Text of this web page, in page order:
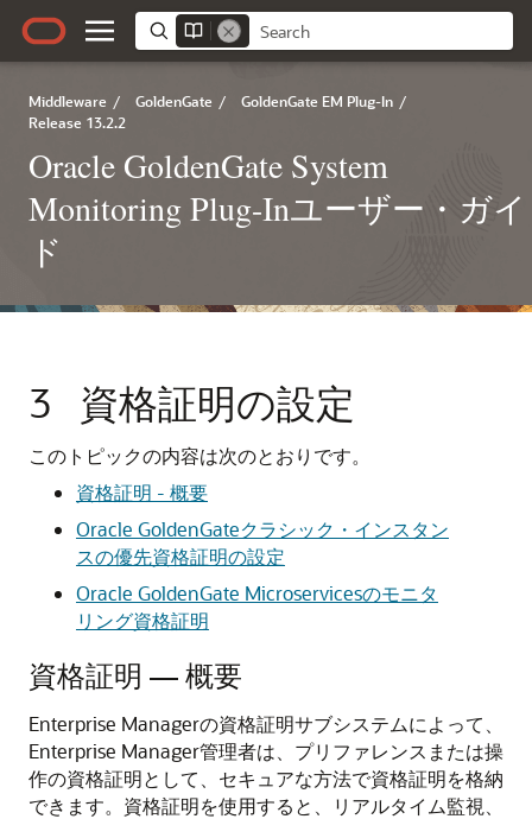
Middleware / GoldenGate / GoldenGate EM Plug-In /
Release 13.2.2
Oracle GoldenGate System
Monitoring Plug-Inユーザー・ガイ
ド
3 資格証明の設定
このトピックの内容は次のとおりです。
資格証明 - 概要
Oracle GoldenGateクラシック・インスタン
スの優先資格証明の設定
Oracle GoldenGate Microservicesのモニタ
リング資格証明
資格証明 — 概要
Enterprise Managerの資格証明サブシステムによって、
Enterprise Manager管理者は、プリファレンスまたは操
作の資格証明として、セキュアな方法で資格証明を格納
できます。資格証明を使用すると、リアルタイム監視、